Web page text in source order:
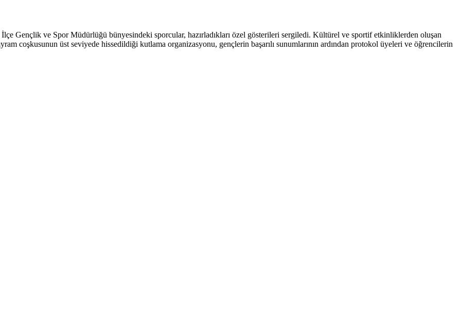
Gençlik ve Spor Müdürlüğü bünyesindeki sporcular, hazırladıkları özel gösterileri sergiledi. Kültürel ve sportif etkinliklerden oluşan
coşkusunun üst seviyede hissedildiği kutlama organizasyonu, gençlerin başarılı sunumlarının ardından protokol üyeleri ve öğrencilerin